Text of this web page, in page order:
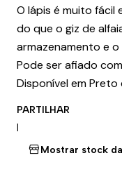
O lápis é muito fácil
do que o giz de
armazenamento e
Pode ser afiado
Disponível em Preto
PARTILHAR
|
Mostrar stock